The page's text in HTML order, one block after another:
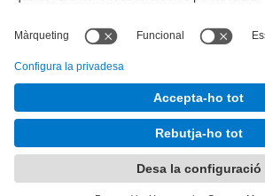
© UPCInstitut de Ciències de l'Educació
Desenvolupat amb
Mapa del lloc